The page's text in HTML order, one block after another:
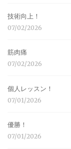
技術向上！
07/02/2026
筋肉痛
07/02/2026
個人レッスン！
07/01/2026
優勝！
07/01/2026